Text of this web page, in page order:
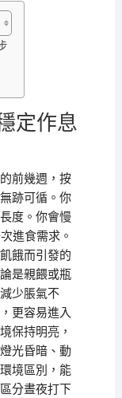
定作息
前幾週，按
跡可循。你
度。你會慢
進食需求。
餓而引發的
是親餵或瓶
少脹氣不
更容易進入
保持明亮，
光昏暗、動
境區別，能
分晝夜打下